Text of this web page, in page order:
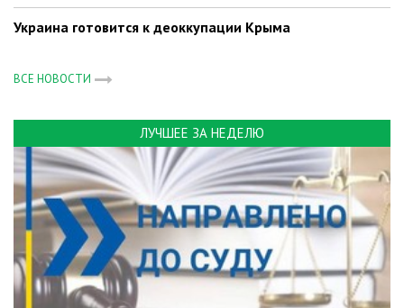
Украина готовится к деоккупации Крыма
ВСЕ НОВОСТИ
ЛУЧШЕЕ ЗА НЕДЕЛЮ